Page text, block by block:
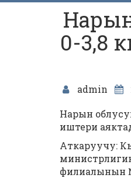
0-3,8
admin
Нарын
иштери
Аткаруучу:
филиалынын